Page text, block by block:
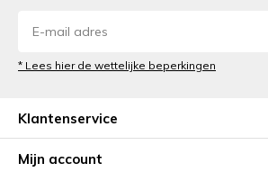
* Lees hier de wettelijke beperkingen
Klantenservice
Mijn account